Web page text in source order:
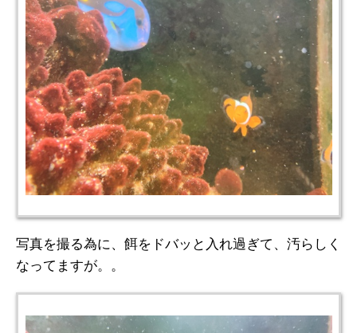
写真を撮る為に、餌をドバッと入れ過ぎて、汚らしく
なってますが。。